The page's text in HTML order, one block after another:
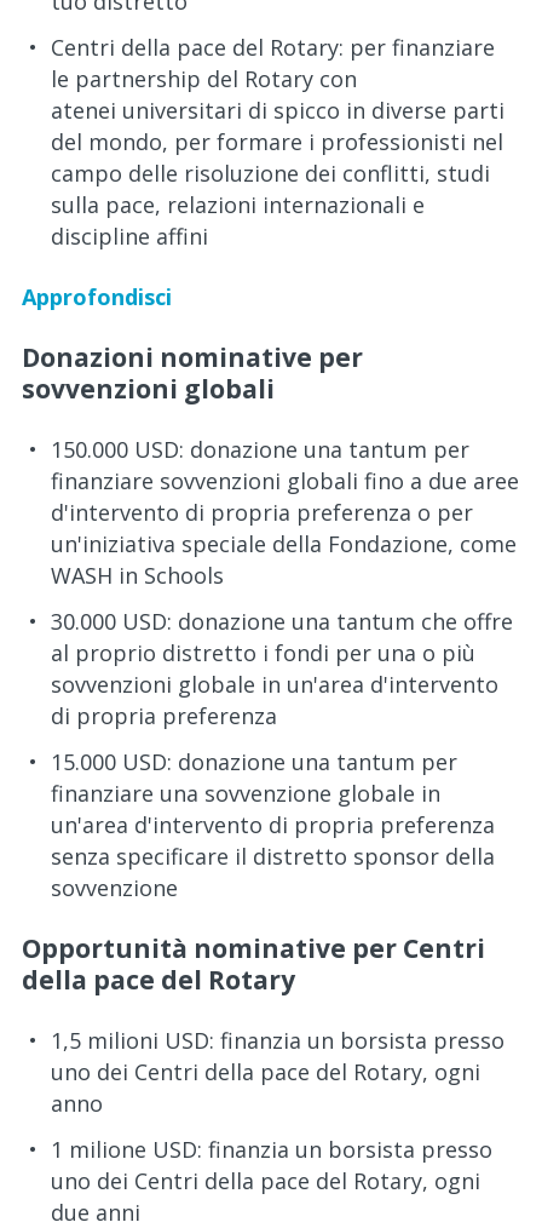
Centri della pace del Rotary: per finanziare
le partnership del Rotary con
atenei universitari di spicco in diverse parti
del mondo, per formare i professionisti nel
campo delle risoluzione dei conflitti, studi
sulla pace, relazioni internazionali e
discipline affini
Approfondisci
Donazioni nominative per
sovvenzioni globali
150.000 USD: donazione una tantum per
finanziare sovvenzioni globali fino a due aree
d'intervento di propria preferenza o per
un'iniziativa speciale della Fondazione, come
WASH in Schools
30.000 USD: donazione una tantum che offre
al proprio distretto i fondi per una o più
sovvenzioni globale in un'area d'intervento
di propria preferenza
15.000 USD: donazione una tantum per
finanziare una sovvenzione globale in
un'area d'intervento di propria preferenza
senza specificare il distretto sponsor della
sovvenzione
Opportunità nominative per Centri
della pace del Rotary
1,5 milioni USD: finanzia un borsista presso
uno dei Centri della pace del Rotary, ogni
anno
1 milione USD: finanzia un borsista presso
uno dei Centri della pace del Rotary, ogni
due anni